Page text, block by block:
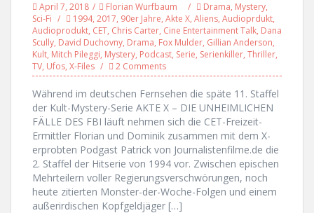
April 7, 2018 Florian Wurfbaum Drama, Mystery,
Sci-Fi
1994, 2017, 90er Jahre, Akte X, Aliens, Audioprdukt,
Audioprodukt, CET, Chris Carter, Cine Entertainment Talk, Dana
Scully, David Duchovny, Drama, Fox Mulder, Gillian Anderson,
Kult, Mitch Pileggi, Mystery, Podcast, Serie, Serienkiller, Thriller,
TV, Ufos, X-Files 2 Comments
Während im deutschen Fernsehen die späte 11. Staffel
der Kult-Mystery-Serie AKTE X – DIE UNHEIMLICHEN
FÄLLE DES FBI läuft nehmen sich die CET-Freizeit-
Ermittler Florian und Dominik zusammen mit dem X-
erprobten Podgast Patrick von Journalistenfilme.de die
2. Staffel der Hitserie von 1994 vor. Zwischen epischen
Mehrteilern voller Regierungsverschwörungen, noch
heute zitierten Monster-der-Woche-Folgen und einem
außerirdischen Kopfgeldjäger […]